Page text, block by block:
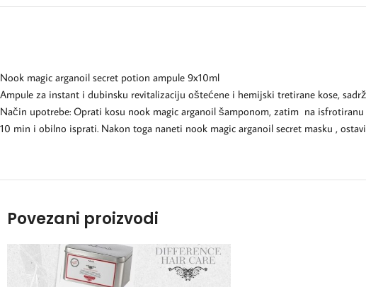
Nook magic arganoil secret potion ampule 9x10ml
Ampule za instant i dubinsku revitalizaciju oštećene i hemijski tretirane kose,
Način upotrebe: Oprati kosu nook magic arganoil šamponom, zatim na
10 min i obilno isprati. Nakon toga naneti nook magic arganoil secret masku ,
Povezani proizvodi